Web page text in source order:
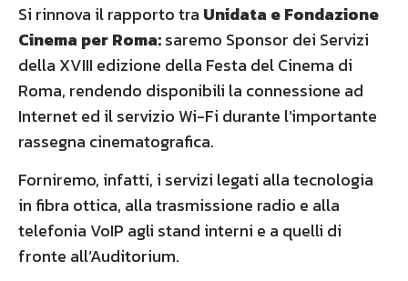
Si rinnova il rapporto tra Unidata e Fondazione
Cinema per Roma:saremo Sponsor dei Servizi
della XVIII edizione della Festa del Cinema di
Roma, rendendo disponibili la connessione ad
Internet ed il servizio Wi-Fi durante l’importante
rassegna cinematografica.
Forniremo, infatti, i servizi legati alla tecnologia
in fibra ottica, alla trasmissione radio e alla
telefonia VoIP agli stand interni e a quelli di
fronte all’Auditorium.